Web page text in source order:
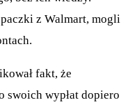
z Walmart, mogli
fakt, że
swoich wypłat dopiero